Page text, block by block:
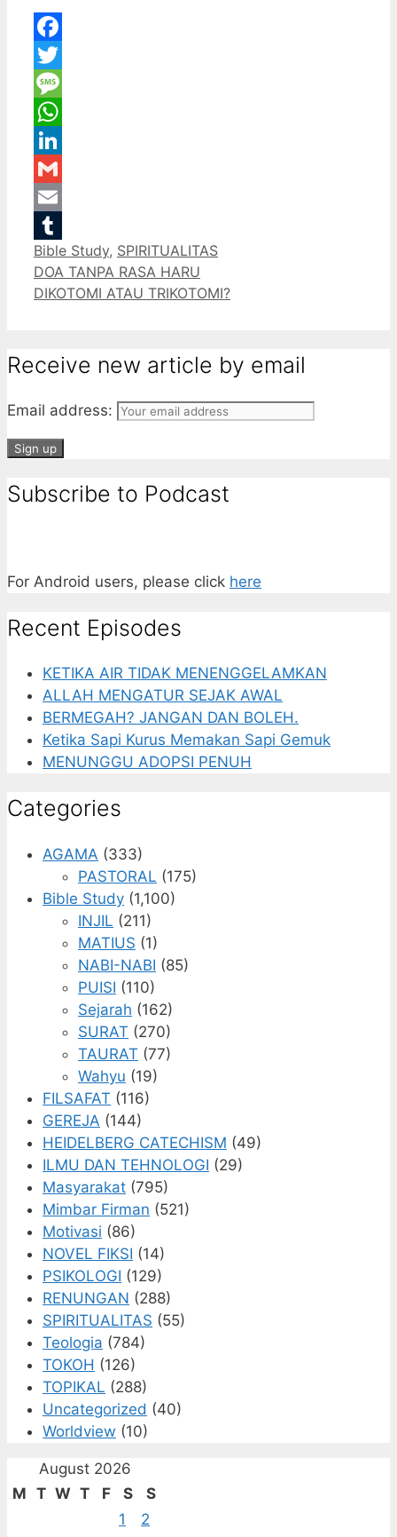
Facebook
Twitter
Message
WhatsApp
LinkedIn
Gmail
Email
Tumblr
Categories
Bible Study, SPIRITUALITAS
DOA TANPA RASA HARU
DIKOTOMI ATAU TRIKOTOMI?
Receive new article by email
Email address:
Subscribe to Podcast
For Android users, please click here
Recent Episodes
KETIKA AIR TIDAK MENENGGELAMKAN
ALLAH MENGATUR SEJAK AWAL
BERMEGAH? JANGAN DAN BOLEH.
Ketika Sapi Kurus Memakan Sapi Gemuk
MENUNGGU ADOPSI PENUH
Categories
AGAMA (333)
PASTORAL (175)
Bible Study (1,100)
INJIL (211)
MATIUS (1)
NABI-NABI (85)
PUISI (110)
Sejarah (162)
SURAT (270)
TAURAT (77)
Wahyu (19)
FILSAFAT (116)
GEREJA (144)
HEIDELBERG CATECHISM (49)
ILMU DAN TEHNOLOGI (29)
Masyarakat (795)
Mimbar Firman (521)
Motivasi (86)
NOVEL FIKSI (14)
PSIKOLOGI (129)
RENUNGAN (288)
SPIRITUALITAS (55)
Teologia (784)
TOKOH (126)
TOPIKAL (288)
Uncategorized (40)
Worldview (10)
August 2026
M T W T F S
S
1
2